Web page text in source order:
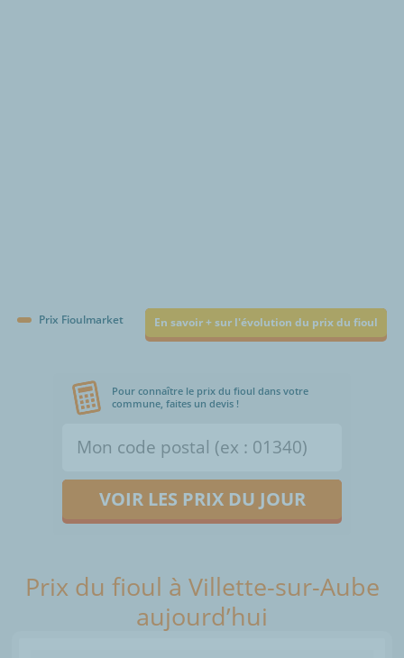
Prix Fioulmarket En savoir + sur l'évolution du prix du fioul
Pour connaître le prix du fioul dans votre
commune, faites un devis !
VOIR LES PRIX DU JOUR
Prix du fioul à Villette-sur-Aube
aujourd’hui